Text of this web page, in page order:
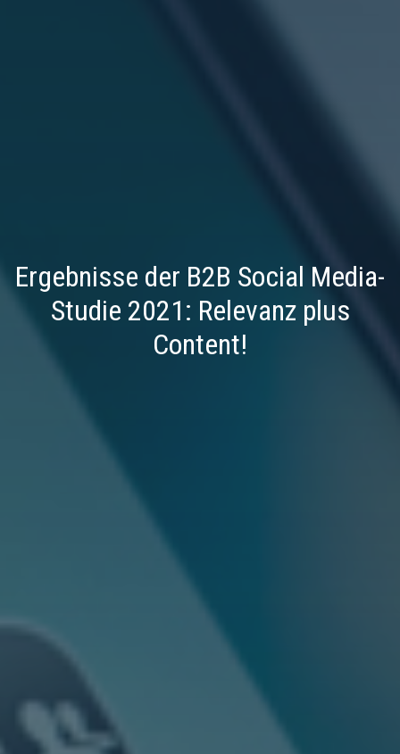
Ergebnisse der B2B Social Media-
Studie 2021: Relevanz plus
Content!